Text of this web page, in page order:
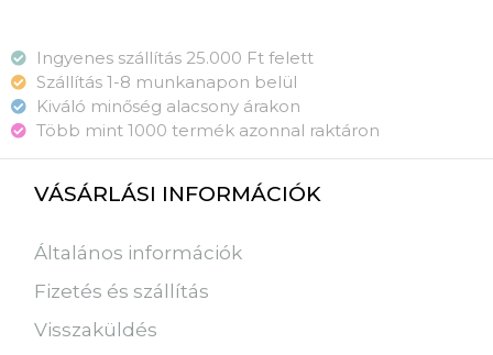
Ingyenes szállítás 25.000 Ft felett
Szállítás 1-8 munkanapon belül
Kiváló minőség alacsony árakon
Több mint 1000 termék azonnal raktáron
VÁSÁRLÁSI INFORMÁCIÓK
Általános információk
Fizetés és szállítás
Visszaküldés